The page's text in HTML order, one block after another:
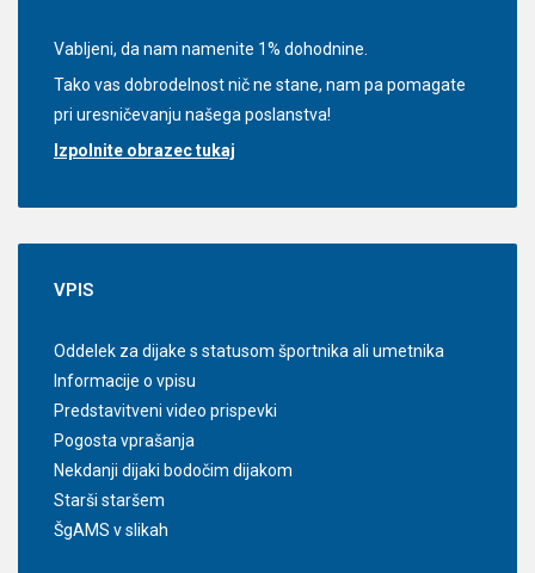
Vabljeni, da nam namenite 1% dohodnine.
Tako vas dobrodelnost nič ne stane, nam pa pomagate
pri uresničevanju našega poslanstva!
Izpolnite obrazec tukaj
VPIS
Oddelek za dijake s statusom športnika ali umetnika
Informacije o vpisu
Predstavitveni video prispevki
Pogosta vprašanja
Nekdanji dijaki bodočim dijakom
Starši staršem
ŠgAMS v slikah